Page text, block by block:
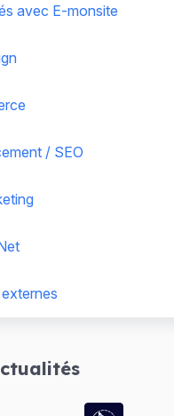
avec E-monsite
/ SEO